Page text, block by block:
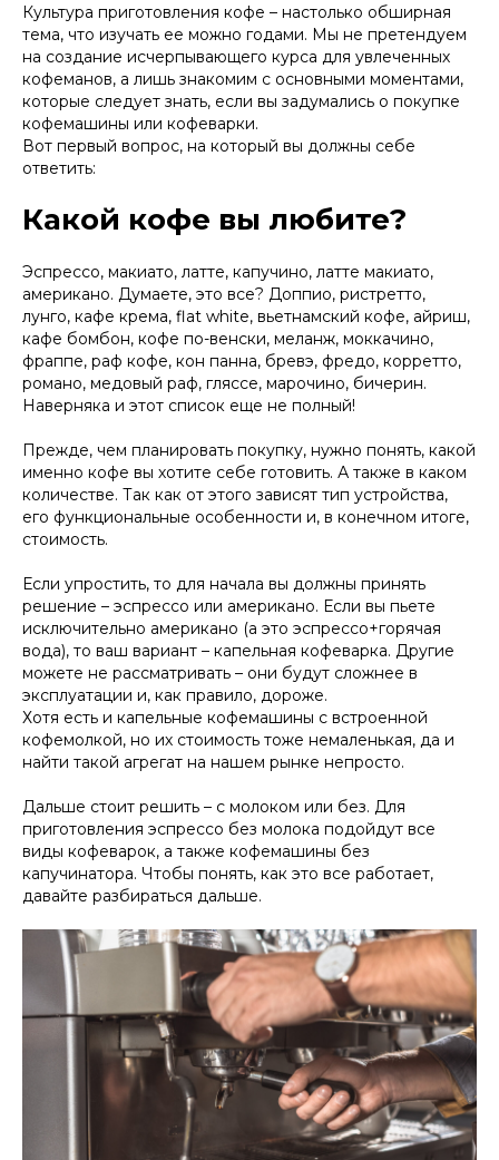
Культура приготовления кофе – настолько обширная
тема, что изучать ее можно годами. Мы не претендуем
на создание исчерпывающего курса для увлеченных
кофеманов, а лишь знакомим с основными моментами,
которые следует знать, если вы задумались о покупке
кофемашины или кофеварки.
Вот первый вопрос, на который вы должны себе
ответить:
Какой кофе вы любите?
Эспрессо, макиато, латте, капучино, латте макиато,
американо. Думаете, это все? Доппио, ристретто,
лунго, кафе крема, flat white, вьетнамский кофе, айриш,
кафе бомбон, кофе по-венски, меланж, моккачино,
фраппе, раф кофе, кон панна, бревэ, фредо, корретто,
романо, медовый раф, гляссе, марочино, бичерин.
Наверняка и этот список еще не полный!
Прежде, чем планировать покупку, нужно понять, какой
именно кофе вы хотите себе готовить. А также в каком
количестве. Так как от этого зависят тип устройства,
его функциональные особенности и, в конечном итоге,
стоимость.
Если упростить, то для начала вы должны принять
решение – эспрессо или американо. Если вы пьете
исключительно американо (а это эспрессо+горячая
вода), то ваш вариант – капельная кофеварка. Другие
можете не рассматривать – они будут сложнее в
эксплуатации и, как правило, дороже.
Хотя есть и капельные кофемашины с встроенной
кофемолкой, но их стоимость тоже немаленькая, да и
найти такой агрегат на нашем рынке непросто.
Дальше стоит решить – с молоком или без. Для
приготовления эспрессо без молока подойдут все
виды кофеварок, а также кофемашины без
капучинатора. Чтобы понять, как это все работает,
давайте разбираться дальше.